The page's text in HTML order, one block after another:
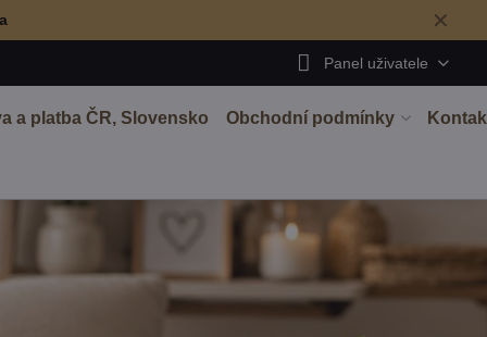
✕
Panel uživatele
a platba ČR, Slovensko Obchodní podmínky